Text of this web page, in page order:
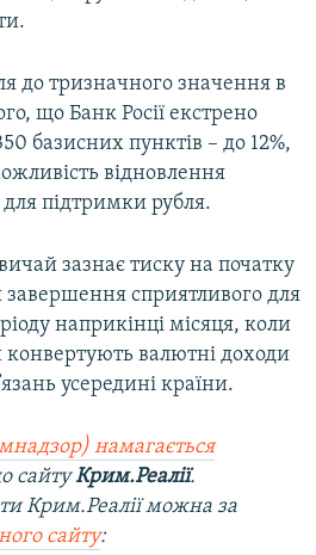
до тризначного значення в
що Банк Росії екстрено
базисних пунктів – до 12%,
відновлення
підтримки рубля.
зазнає тиску на початку
завершення сприятливого для
наприкінці місяця, коли
конвертують валютні доходи
усередині країни.
намагається
сайтуКрим.Реалії.
Крим.Реалії можна за
сайту: